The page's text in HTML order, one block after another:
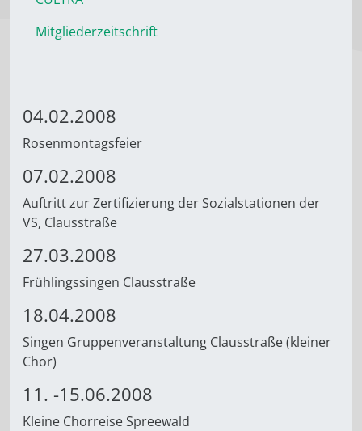
Mitgliederzeitschrift
04.02.2008
Rosenmontagsfeier
07.02.2008
Auftritt zur Zertifizierung der Sozialstationen der
VS, Clausstraße
27.03.2008
Frühlingssingen Clausstraße
18.04.2008
Singen Gruppenveranstaltung Clausstraße (kleiner
Chor)
11. -15.06.2008
Kleine Chorreise Spreewald